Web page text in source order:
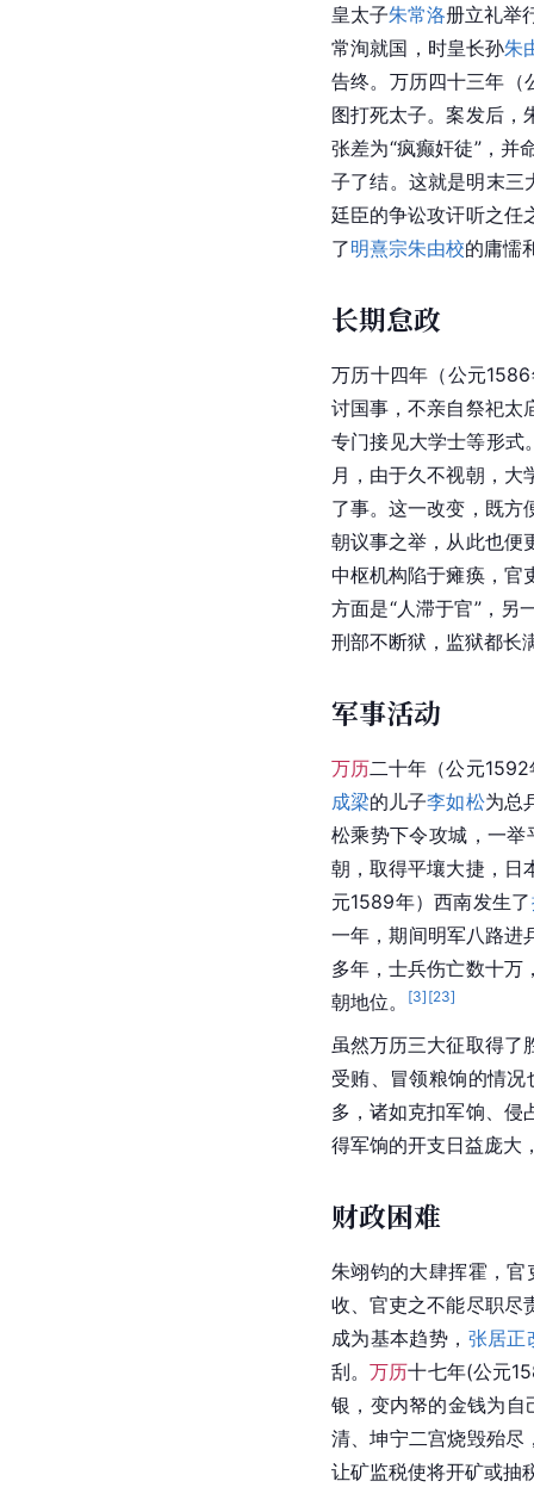
皇太子朱常洛册立礼举
常洵就国，时皇长孙朱
告终。万历四十三年（
图打死太子。案发后，
张差为“疯癫奸徒”，并
子了结。这就是明末三
廷臣的争讼攻讦听之任
了明熹宗朱由校的庸懦
长期怠政
万历十四年（公元
讨国事，不亲自祭祀太
专门接见大学士等形式
月，由于久不视朝，大
了事。这一改变，既方
朝议事之举，从此也便
中枢机构陷于瘫痪，官
方面是“人滞于官”，另
刑部不断狱，监狱都长
军事活动
万历二十年（公元
成梁的儿子李如松为总
松乘势下令攻城，一
朝，取得平壤大捷，日
元1589年）西南发生了
一年，期间明军八路进
多年，士兵伤亡数十万
朝地位。
[3] [23]
虽然万历三大征取得了
受贿、冒领粮饷的情
多，诸如克扣军饷、侵
得军饷的开支日益庞大
财政困难
朱翊钧的大肆挥霍，
收、官吏之不能尽职尽
成为基本趋势， 张居正
刮。万历十七年(公元
银 ，变内帑的金钱为
清、坤宁二宫烧毁殆尽
让矿监税使将开矿或抽